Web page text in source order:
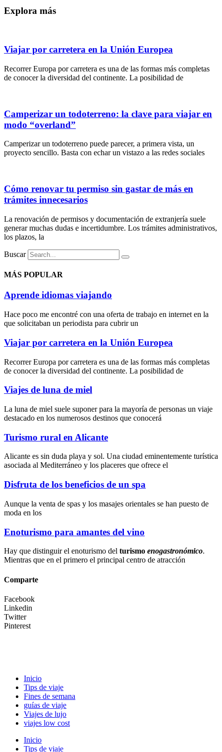
Explora más
Viajar por carretera en la Unión Europea
Recorrer Europa por carretera es una de las formas más completas
de conocer la diversidad del continente. La posibilidad de
Camperizar un todoterreno: la clave para viajar en
modo “overland”
Camperizar un todoterreno puede parecer, a primera vista, un
proyecto sencillo. Basta con echar un vistazo a las redes sociales
Cómo renovar tu permiso sin gastar de más en
trámites innecesarios
La renovación de permisos y documentación de extranjería suele
generar muchas dudas e incertidumbre. Los trámites administrativos,
los plazos, la
Buscar
MÁS POPULAR
Aprende idiomas viajando
Hace poco me encontré con una oferta de trabajo en internet en la
que solicitaban un periodista para cubrir un
Viajar por carretera en la Unión Europea
Recorrer Europa por carretera es una de las formas más completas
de conocer la diversidad del continente. La posibilidad de
Viajes de luna de miel
La luna de miel suele suponer para la mayoría de personas un viaje
destacado en los numerosos destinos que conocerá
Turismo rural en Alicante
Alicante es sin duda playa y sol. Una ciudad eminentemente turística
asociada al Mediterráneo y los placeres que ofrece el
Disfruta de los beneficios de un spa
Aunque la venta de spas y los masajes orientales se han puesto de
moda en los
Enoturismo para amantes del vino
Hay que distinguir el enoturismo del turismo enogastronómico.
Mientras que en el primero el principal centro de atracción
Comparte
Facebook
Linkedin
Twitter
Pinterest
Inicio
Tips de viaje
Fines de semana
guías de viaje
Viajes de lujo
viajes low cost
Inicio
Tips de viaje